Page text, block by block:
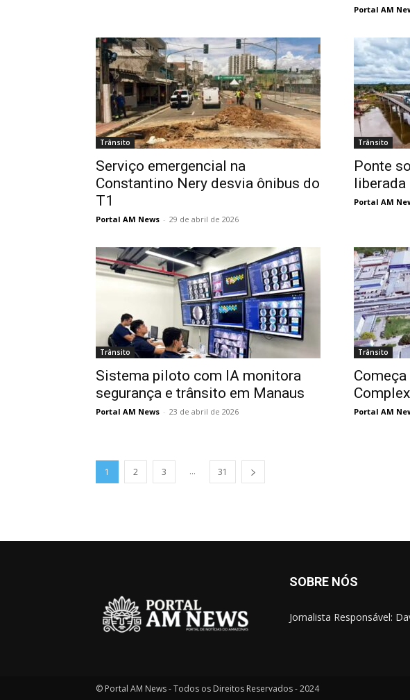
Portal AM
Trânsito
Serviço emergencial na
Constantino Nery desvia ônibus do
T1
Portal AM News - 29 de abril de 2026
Trânsito
Ponte
liberada
Portal AM
Trânsito
Sistema piloto com IA monitora
segurança e trânsito em Manaus
Portal AM News - 23 de abril de 2026
Trânsito
Portal AM
1 2 3 ... 31
SOBRE NÓS
Jornalista Responsável:
© Portal AM News - Todos os Direitos Reservados - 2024